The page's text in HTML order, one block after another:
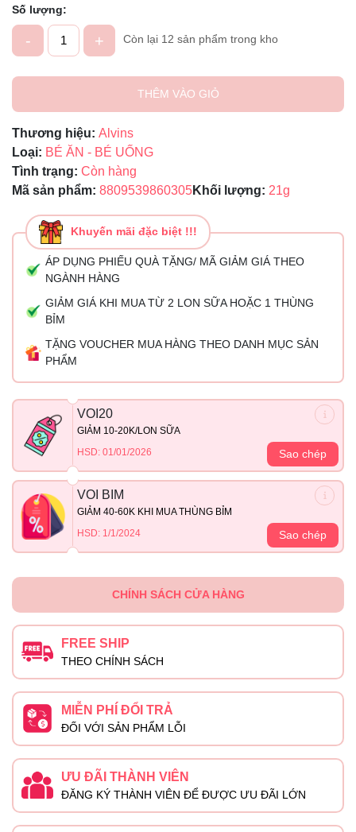
Số lượng:
- + Còn lại 12 sản phẩm trong kho
THÊM VÀO GIỎ
Thương hiệu: Alvins
Loại: BÉ ĂN - BÉ UỐNG
Tình trạng: Còn hàng
Mã sản phẩm: 8809539860305Khối lượng: 21g
Khuyến mãi đặc biệt !!!
ÁP DỤNG PHIẾU QUÀ TẶNG/ MÃ GIẢM GIÁ THEO
NGÀNH HÀNG
GIẢM GIÁ KHI MUA TỪ 2 LON SỮA HOẶC 1 THÙNG
BỈM
TẶNG VOUCHER MUA HÀNG THEO DANH MỤC SẢN
PHẨM
VOI20
GIẢM 10-20K/LON SỮA
HSD: 01/01/2026
Sao chép
VOI BIM
GIẢM 40-60K KHI MUA THÙNG BỈM
HSD: 1/1/2024
Sao chép
CHÍNH SÁCH CỬA HÀNG
FREE SHIP
THEO CHÍNH SÁCH
MIỄN PHÍ ĐỔI TRẢ
ĐỐI VỚI SẢN PHẨM LỖI
ƯU ĐÃI THÀNH VIÊN
ĐĂNG KÝ THÀNH VIÊN ĐỂ ĐƯỢC ƯU ĐÃI LỚN